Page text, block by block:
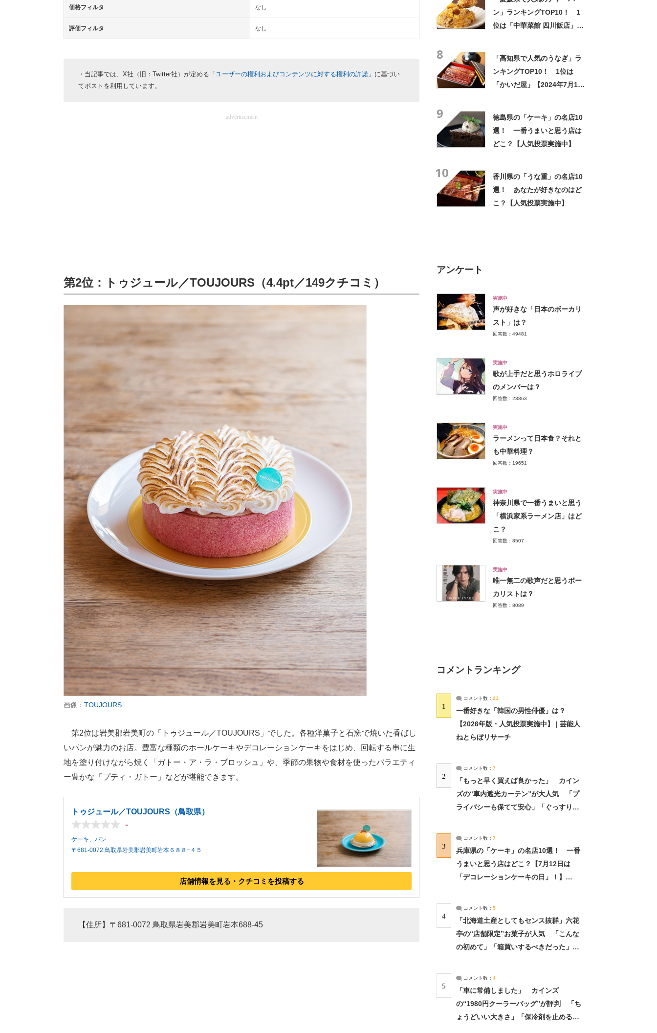
価格フィルタ なし
評価フィルタ なし
・当記事では、X社（旧：Twitter社）が定める「 ユーザーの権利およびコンテンツに対する権利の許諾 」に基づい
てポストを利用しています。
advertisement
第2位：トゥジュール／TOUJOURS（4.4pt／149クチコミ）
画像： TOUJOURS
第2位は岩美郡岩美町の「トゥジュール／TOUJOURS」でした。各種洋菓子と石窯で焼いた香ばし
いパンが魅力のお店。豊富な種類のホールケーキやデコレーションケーキをはじめ、回転する串に生
地を塗り付けながら焼く「ガトー・ア・ラ・ブロッシュ」や、季節の果物や食材を使ったバラエティ
ー豊かな「プティ・ガトー」などが堪能できます。
トゥジュール／TOUJOURS（鳥取県）
-
ケーキ、パン
〒681-0072 鳥取県岩美郡岩美町岩本６８８−４５
店舗情報を見る・クチコミを投稿する
【住所】〒681-0072 鳥取県岩美郡岩美町岩本688-45
ン」ランキングTOP10！ 1
位は「中華菜館 四川飯店」
8
「高知県で人気のうなぎ」ラ
ンキングTOP10！ 1位は
「かいだ屋」【2024年7月10
9
徳島県の「ケーキ」の名店10
選！ 一番うまいと思う店は
どこ？【人気投票実施中】
10
香川県の「うな重」の名店10
選！ あなたが好きなのはど
こ？【人気投票実施中】
アンケート
実施中
声が好きな「日本のボーカリ
スト」は？
回答数：49481
実施中
歌が上手だと思うホロライブ
のメンバーは？
回答数：23863
実施中
ラーメンって日本食？それと
も中華料理？
回答数：19651
実施中
神奈川県で一番うまいと思う
「横浜家系ラーメン店」はど
こ？
回答数：8507
実施中
唯一無二の歌声だと思うボー
カリストは？
回答数：8089
コメントランキング
1
コメント数： 21
一番好きな「韓国の男性俳優」は？
【2026年版・人気投票実施中】 | 芸能人
ねとらぼリサーチ
2
コメント数： 7
「もっと早く買えば良かった」 カイン
ズの“車内遮光カーテン”が大人気 「プ
ライバシーも保てて安心」「ぐっすり眠
3
コメント数： 7
兵庫県の「ケーキ」の名店10選！ 一番
うまいと思う店はどこ？【7月12日は
「デコレーションケーキの日」！】
4
コメント数： 5
「北海道土産としてもセンス抜群」六花
亭の“店舗限定”お菓子が人気 「こんな
の初めて」「箱買いするべきだった」
5
コメント数： 4
「車に常備しました」 カインズ
の“1980円クーラーバッグ”が評判 「ち
ょうどいい大きさ」「保冷剤を止めるベ